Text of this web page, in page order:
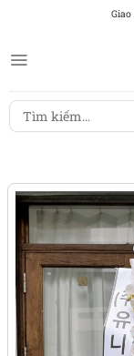
dung
Tìm
kiếm: